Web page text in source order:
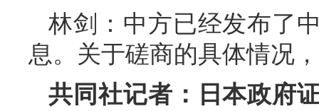
林剑：中方已经发布了
息。关于磋商的具体情况
共同社记者：日本政府